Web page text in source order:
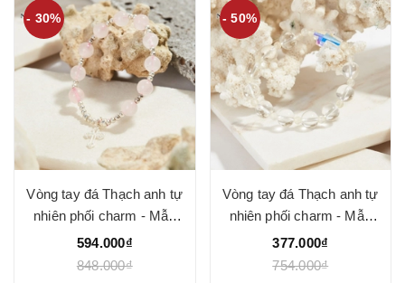
- 30%
Vòng tay đá Thạch anh tự
nhiên phối charm - Mẫu
VC1177 - Ngọc Quý
594.000₫
848.000₫
- 50%
Vòng tay đá Thạch anh tự
nhiên phối charm - Mẫu
VC1179 - Ngọc Quý
377.000₫
754.000₫